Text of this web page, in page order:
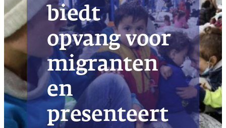
biedt
opvang voor
migranten
en
presenteert